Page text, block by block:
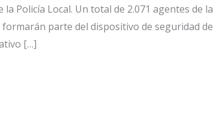
Policía Local. Un total de 2.071 agentes de la
formarán parte del dispositivo de seguridad de
[…]